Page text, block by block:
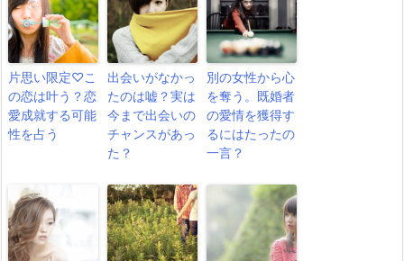
片思い限定♡こ
の恋は叶う？恋
愛成就する可能
性を占う
出会いがなかっ
たのは嘘？実は
今まで出会いの
チャンスがあっ
た？
別の女性から心
を奪う。既婚者
の愛情を獲得す
るにはたったの
一言？